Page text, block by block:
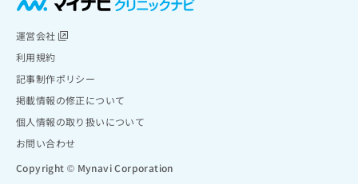
運営会社
利用規約
記事制作ポリシー
掲載情報の修正について
個人情報の取り扱いについて
お問い合わせ
Copyright © Mynavi Corporation